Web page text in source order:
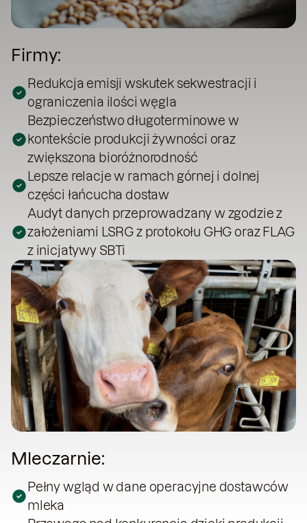
Firmy:
Redukcja emisji wskutek sekwestracji i
ograniczenia ilości węgla
Bezpieczeństwo długoterminowe w
kontekście produkcji żywności oraz
zwiększona bioróżnorodność
Lepsze relacje w ramach górnej i dolnej
części łańcucha dostaw
Audyt danych przeprowadzany w zgodzie z
założeniami LSRG z protokołu GHG oraz FLAG
z inicjatywy SBTi
Mleczarnie:
Pełny wgląd w dane operacyjne dostawców
mleka